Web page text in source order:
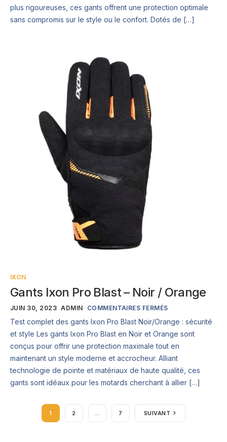
plus rigoureuses, ces gants offrent une protection optimale
sans compromis sur le style ou le confort. Dotés de […]
IXON
Gants Ixon Pro Blast – Noir / Orange
JUIN 30, 2023 ADMIN COMMENTAIRES FERMÉS
Test complet des gants Ixon Pro Blast Noir/Orange : sécurité
et style Les gants Ixon Pro Blast en Noir et Orange sont
conçus pour offrir une protection maximale tout en
maintenant un style moderne et accrocheur. Alliant
technologie de pointe et matériaux de haute qualité, ces
gants sont idéaux pour les motards cherchant à allier […]
1 2 7 SUIVANT